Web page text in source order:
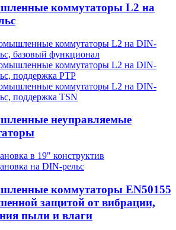
коммутаторы L2 на
коммутаторы L2 на DIN-
базовый функционал
коммутаторы L2 на DIN-
поддержка PTP
коммутаторы L2 на DIN-
поддержка TSN
неуправляемые
в 19" конструктив
на DIN-рельс
коммутаторы EN50155
защитой от вибрации,
пыли и влаги